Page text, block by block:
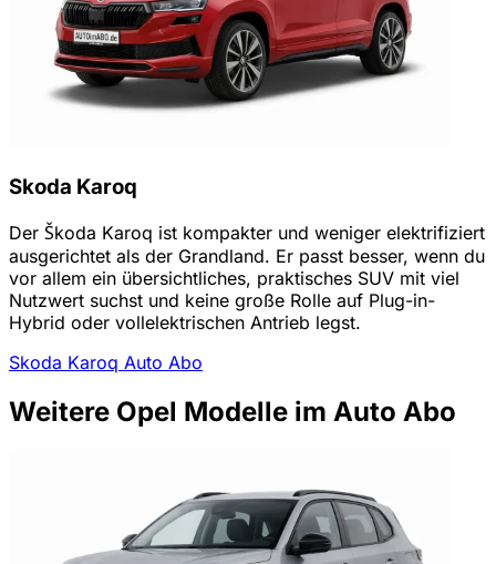
Skoda Karoq
Der Škoda Karoq ist kompakter und weniger elektrifiziert
ausgerichtet als der Grandland. Er passt besser, wenn du
vor allem ein übersichtliches, praktisches SUV mit viel
Nutzwert suchst und keine große Rolle auf Plug-in-
Hybrid oder vollelektrischen Antrieb legst.
Skoda Karoq Auto Abo
Weitere Opel Modelle im Auto Abo